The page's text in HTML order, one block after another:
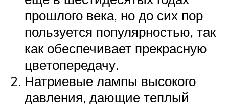
прошлого века, но до сих пор
пользуется популярностью, так
как обеспечивает прекрасную
цветопередачу.
Натриевые лампы высокого
давления, дающие теплый